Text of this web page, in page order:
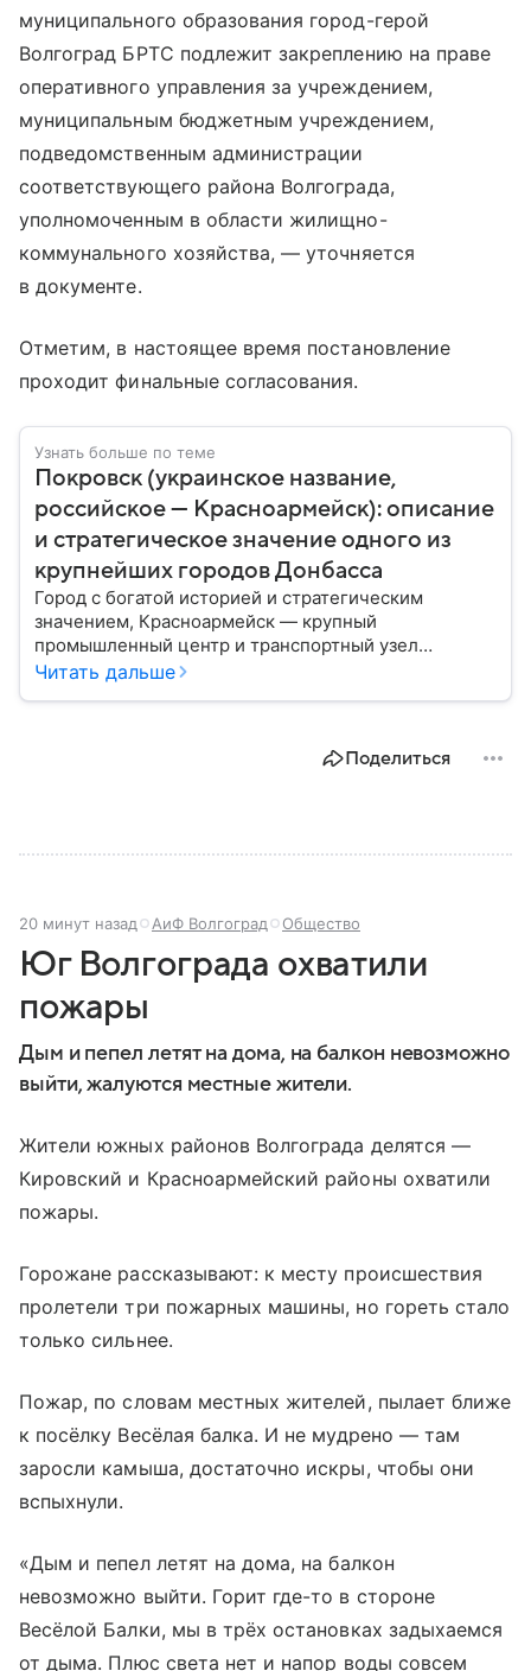
муниципального образования город-герой
Волгоград БРТС подлежит закреплению на праве
оперативного управления за учреждением,
муниципальным бюджетным учреждением,
подведомственным администрации
соответствующего района Волгограда,
уполномоченным в области жилищно-
коммунального хозяйства, — уточняется
в документе.
Отметим, в настоящее время постановление
проходит финальные согласования.
Узнать больше по теме
Покровск (украинское название,
российское — Красноармейск): описание
и стратегическое значение одного из
крупнейших городов Донбасса
Город с богатой историей и стратегическим
значением, Красноармейск — крупный
промышленный центр и транспортный узел
Донбасса. В материале рассказываем главное об
Читать дальше
Поделиться
20 минут назад АиФ Волгоград Общество
Юг Волгограда охватили
пожары
Дым и пепел летят на дома, на балкон невозможно
выйти, жалуются местные жители.
Жители южных районов Волгограда делятся —
Кировский и Красноармейский районы охватили
пожары.
Горожане рассказывают: к месту происшествия
пролетели три пожарных машины, но гореть стало
только сильнее.
Пожар, по словам местных жителей, пылает ближе
к посёлку Весёлая балка. И не мудрено — там
заросли камыша, достаточно искры, чтобы они
вспыхнули.
«Дым и пепел летят на дома, на балкон
невозможно выйти. Горит где-то в стороне
Весёлой Балки, мы в трёх остановках задыхаемся
от дыма. Плюс света нет и напор воды совсем